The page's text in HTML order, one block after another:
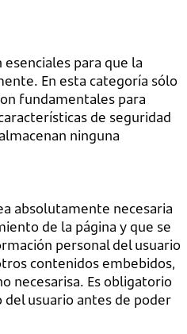
esenciales para que la
En esta categoría sólo
fundamentales para
de seguridad
ninguna
absolutamente necesaria
de la página y que se
personal del usuario
contenidos embebidos,
necesarisa. Es obligatorio
usuario antes de poder